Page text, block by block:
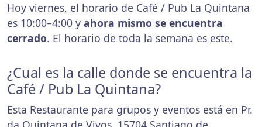
Hoy viernes, el horario de Café / Pub La Quintana
es 10:00–4:00 y ahora mismo se encuentra
cerrado. El horario de toda la semana es este.
¿Cual es la calle donde se encuentra la
Café / Pub La Quintana?
Esta Restaurante para grupos y eventos está en Pr.